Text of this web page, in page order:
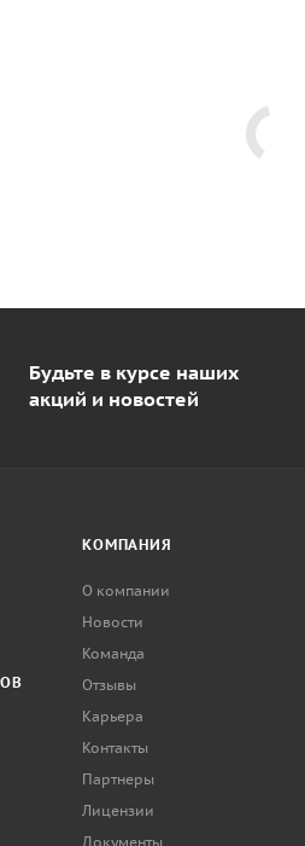
Будьте в курсе наших
акций и новостей
КОМПАНИЯ
О компании
Новости
Команда
Отзывы
Карьера
Контакты
Партнеры
Лицензии
Документы